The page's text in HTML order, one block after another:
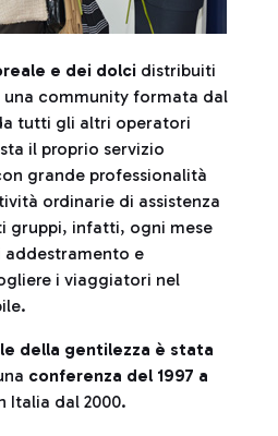
e dei dolci distribuiti
community formata dal
tutti gli altri operatori
il proprio servizio
grande professionalità
ordinarie di assistenza
gruppi, infatti, ogni mese
e
i viaggiatori nel
della gentilezza è stata
conferenza del 1997 a
Italia dal 2000.